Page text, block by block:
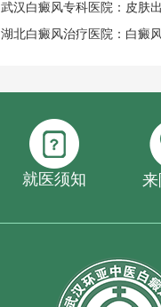
武汉白癜风专科医院：皮肤
湖北白癜风治疗医院：白癜
就医须知